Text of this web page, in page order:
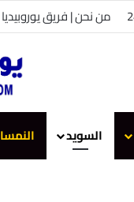
من نحن | فريق يوروبيديا 24 ومنهجية المحتوى
السويد النمسا